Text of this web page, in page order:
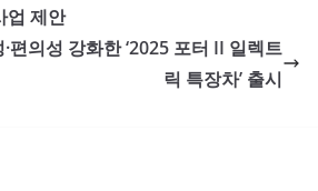
업 제안
편의성 강화한 ‘2025 포터 II 일렉트
릭 특장차’ 출시